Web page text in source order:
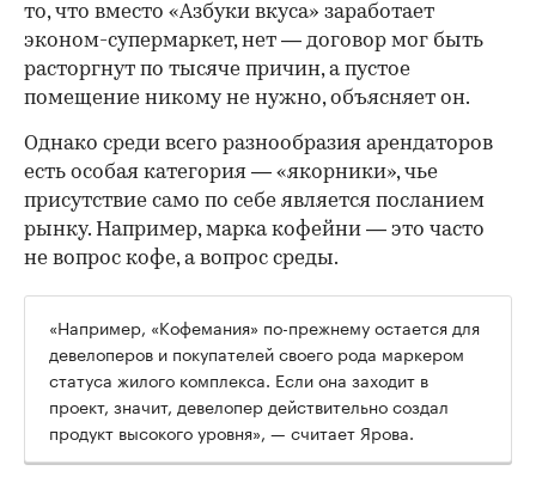
то, что вместо «Азбуки вкуса» заработает
эконом-супермаркет, нет — договор мог быть
расторгнут по тысяче причин, а пустое
помещение никому не нужно, объясняет он.
Однако среди всего разнообразия арендаторов
есть особая категория — «якорники», чье
присутствие само по себе является посланием
рынку. Например, марка кофейни — это часто
не вопрос кофе, а вопрос среды.
«Например, «Кофемания» по-прежнему остается для
девелоперов и покупателей своего рода маркером
статуса жилого комплекса. Если она заходит в
проект, значит, девелопер действительно создал
продукт высокого уровня», — считает Ярова.